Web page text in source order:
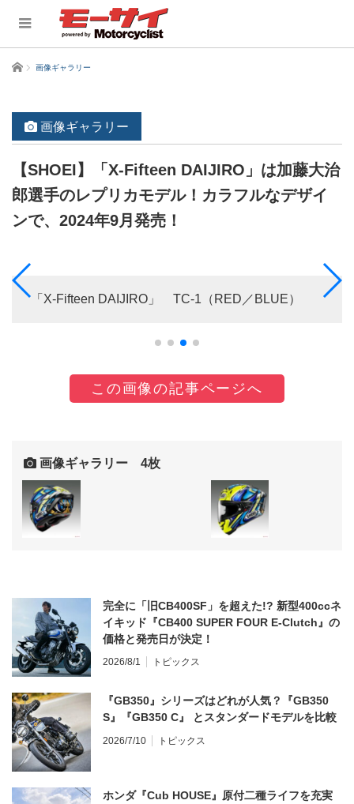
ホーム 画像ギャラリー
画像ギャラリー
【SHOEI】「X-Fifteen DAIJIRO」は加藤大治
郎選手のレプリカモデル！カラフルなデザイ
ンで、2024年9月発売！
「X-Fifteen DAIJIRO」 TC-1（RED／BLUE）
この画像の記事ページへ
画像ギャラリー 4枚
完全に「旧CB400SF」を超えた!? 新型400ccネ
イキッド『CB400 SUPER FOUR E-Clutch』の
価格と発売日が決定！
2026/8/1 トピックス
『GB350』シリーズはどれが人気？『GB350
S』『GB350 C』 とスタンダードモデルを比較
2026/7/10 トピックス
ホンダ『Cub HOUSE』原付二種ライフを充実